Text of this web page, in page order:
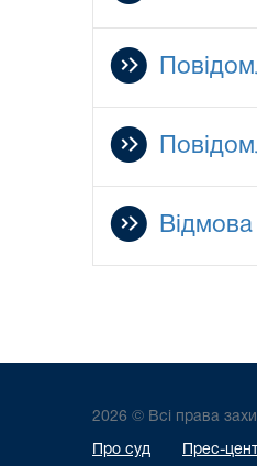
Відмова
2026 © Всі права
Про суд Прес-